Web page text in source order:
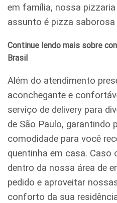
em família, nossa
assunto é pizza
Continue lendo mais sobre
Brasil
Além do atendimento
aconchegante e
serviço de delivery para
de São Paulo, garantindo
comodidade para você
quentinha em casa. Caso
dentro da nossa área de
pedido e aproveitar
conforto da sua